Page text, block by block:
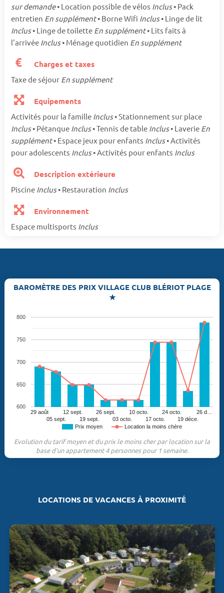
sur demande• Location possible de vélos Inclus• Pack
entretien En supplément• Borne Wifi Inclus• Linge de lit
Inclus• Linge de toilette En supplément• Lits faits à
l'arrivée Inclus• Ménage quotidien En supplément
Charges et taxes
Taxe de séjour En supplément
Equipements
Activités pour la famille Inclus• Stationnement sur place
Inclus• Pétanque Inclus• Tennis de table Inclus• Laverie En
supplément• Espace jeux pour enfants Inclus• Activités
pour adolescents Inclus• Activités pour enfants Inclus
Description extérieure
Piscine Inclus• Restauration Inclus
Environnement
Espace multisports Inclus
BAROMÈTRE DES PRIX VILLAGE CLUB BLÉRIOT PLAGE
★
Prix moyen Location la moins chère
29 août
05 sept.
12 sept.
19 sept.
26 sept.
03 octo.
10 octo.
17 octo.
24 octo.
19 déce.
26 d…
600
650
700
750
800
Evolution du tarif moyen et du prix le moins cher par location sur la
base d'un appartement 4 personnes pour 1 semaine.
LOCATIONS DE VACANCES À PROXIMITÉ